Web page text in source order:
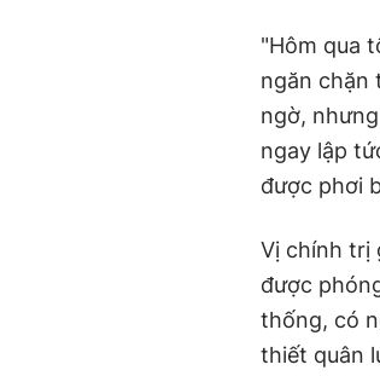
"Hôm qua
ngăn chặn
ngờ,
ngay lập
được phơi
Vị chính trị
được
thống, có
thiết quân